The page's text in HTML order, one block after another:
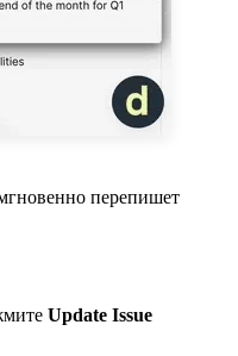
перепишет
Update Issue